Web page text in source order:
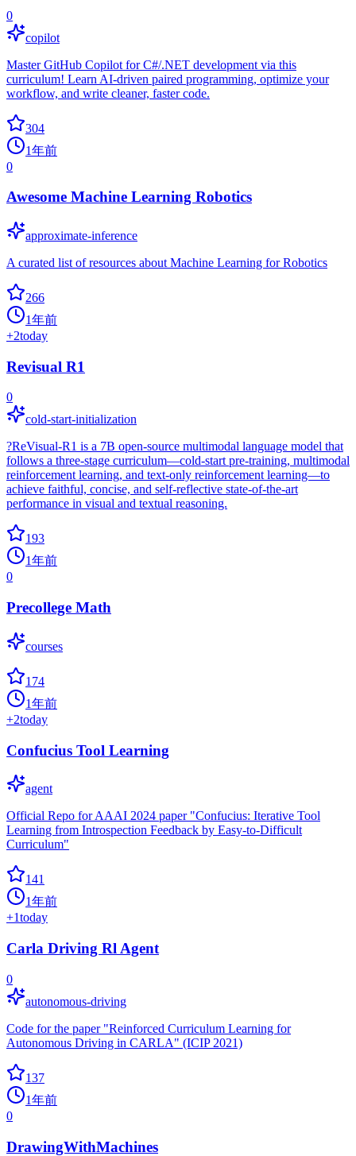
0
copilot
Master GitHub Copilot for C#/.NET development via this
curriculum! Learn AI-driven paired programming, optimize your
workflow, and write cleaner, faster code.
304
1年前
0
Awesome Machine Learning Robotics
approximate-inference
A curated list of resources about Machine Learning for Robotics
266
1年前
+2today
Revisual R1
0
cold-start-initialization
?ReVisual-R1 is a 7B open-source multimodal language model that
follows a three-stage curriculum—cold-start pre-training, multimodal
reinforcement learning, and text-only reinforcement learning—to
achieve faithful, concise, and self-reflective state-of-the-art
performance in visual and textual reasoning.
193
1年前
0
Precollege Math
courses
174
1年前
+2today
Confucius Tool Learning
agent
Official Repo for AAAI 2024 paper "Confucius: Iterative Tool
Learning from Introspection Feedback by Easy-to-Difficult
Curriculum"
141
1年前
+1today
Carla Driving Rl Agent
0
autonomous-driving
Code for the paper "Reinforced Curriculum Learning for
Autonomous Driving in CARLA" (ICIP 2021)
137
1年前
0
DrawingWithMachines